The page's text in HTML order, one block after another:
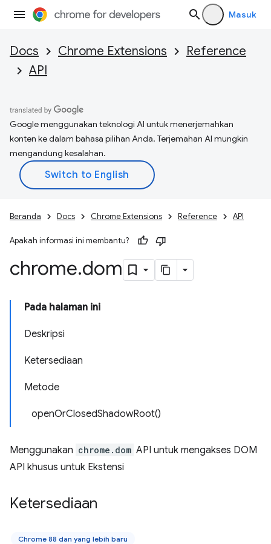
Masuk
Docs Chrome Extensions
Reference
API
Google menggunakan teknologi AI untuk menerjemahkan
konten ke dalam bahasa pilihan Anda. Terjemahan AI mungkin
mengandung kesalahan.
Beranda Docs Chrome Extensions Reference API
Apakah informasi ini membantu?
chrome.dom
Pada halaman ini
Deskripsi
Ketersediaan
Metode
openOrClosedShadowRoot()
Menggunakan chrome.dom API untuk mengakses DOM
API khusus untuk Ekstensi
Ketersediaan
Chrome 88 dan yang lebih baru